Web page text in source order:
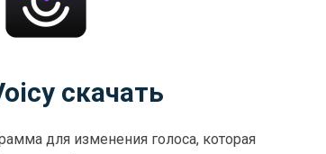
скачать
для изменения голоса, которая